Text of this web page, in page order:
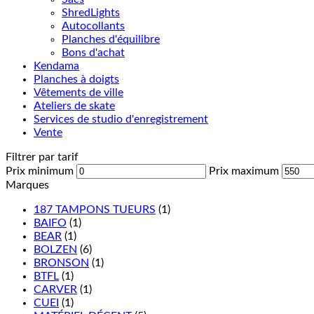
ShredLights
Autocollants
Planches d'équilibre
Bons d'achat
Kendama
Planches à doigts
Vêtements de ville
Ateliers de skate
Services de studio d'enregistrement
Vente
Filtrer par tarif
Prix minimum
Prix maximum
Marques
187 TAMPONS TUEURS (1)
BAIFO (1)
BEAR (1)
BOLZEN (6)
BRONSON (1)
BTFL (1)
CARVER (1)
CUEI (1)